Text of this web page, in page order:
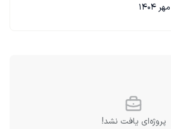
پروژه‌ای یافت نشد!